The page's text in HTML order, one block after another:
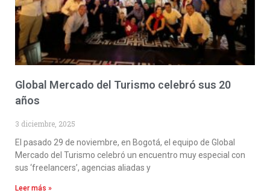
Global Mercado del Turismo celebró sus 20
años
3 diciembre, 2025
El pasado 29 de noviembre, en Bogotá, el equipo de Global
Mercado del Turismo celebró un encuentro muy especial con
sus ‘freelancers’, agencias aliadas y
Leer más »